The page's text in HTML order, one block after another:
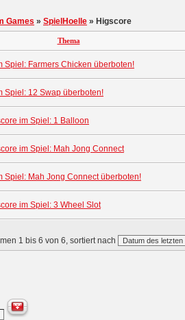
Games » SpielHoelle » Higscore
Thema
Spiel: Farmers Chicken überboten!
Spiel: 12 Swap überboten!
im Spiel: 1 Balloon
im Spiel: Mah Jong Connect
Spiel: Mah Jong Connect überboten!
im Spiel: 3 Wheel Slot
1 bis 6 von 6, sortiert nach